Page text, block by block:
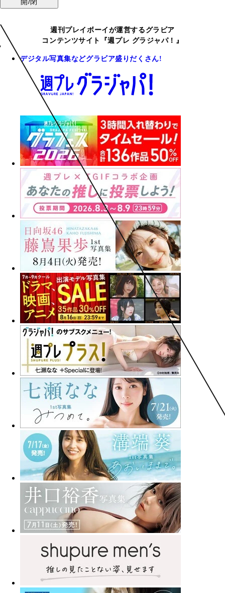
週刊プレイボーイが運営するグラビア
コンテンツサイト『週プレ グラジャパ！』
デジタル写真集などグラビア盛りだくさん!